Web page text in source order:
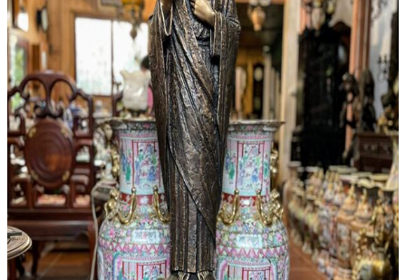
Đèn Pha Lê
Đèn Tiffani
Đèn 3 Dây
Đèn Bàn
Đèn Cây
Đèn Chùm
Đèn Dầu
Đèn Tường
Đèn Tượng
Chân Đèn
Lam Đèn Dầu
Đồ Đồng
Ấm Chén – Âu Đồng
Bàn Kệ Đồng